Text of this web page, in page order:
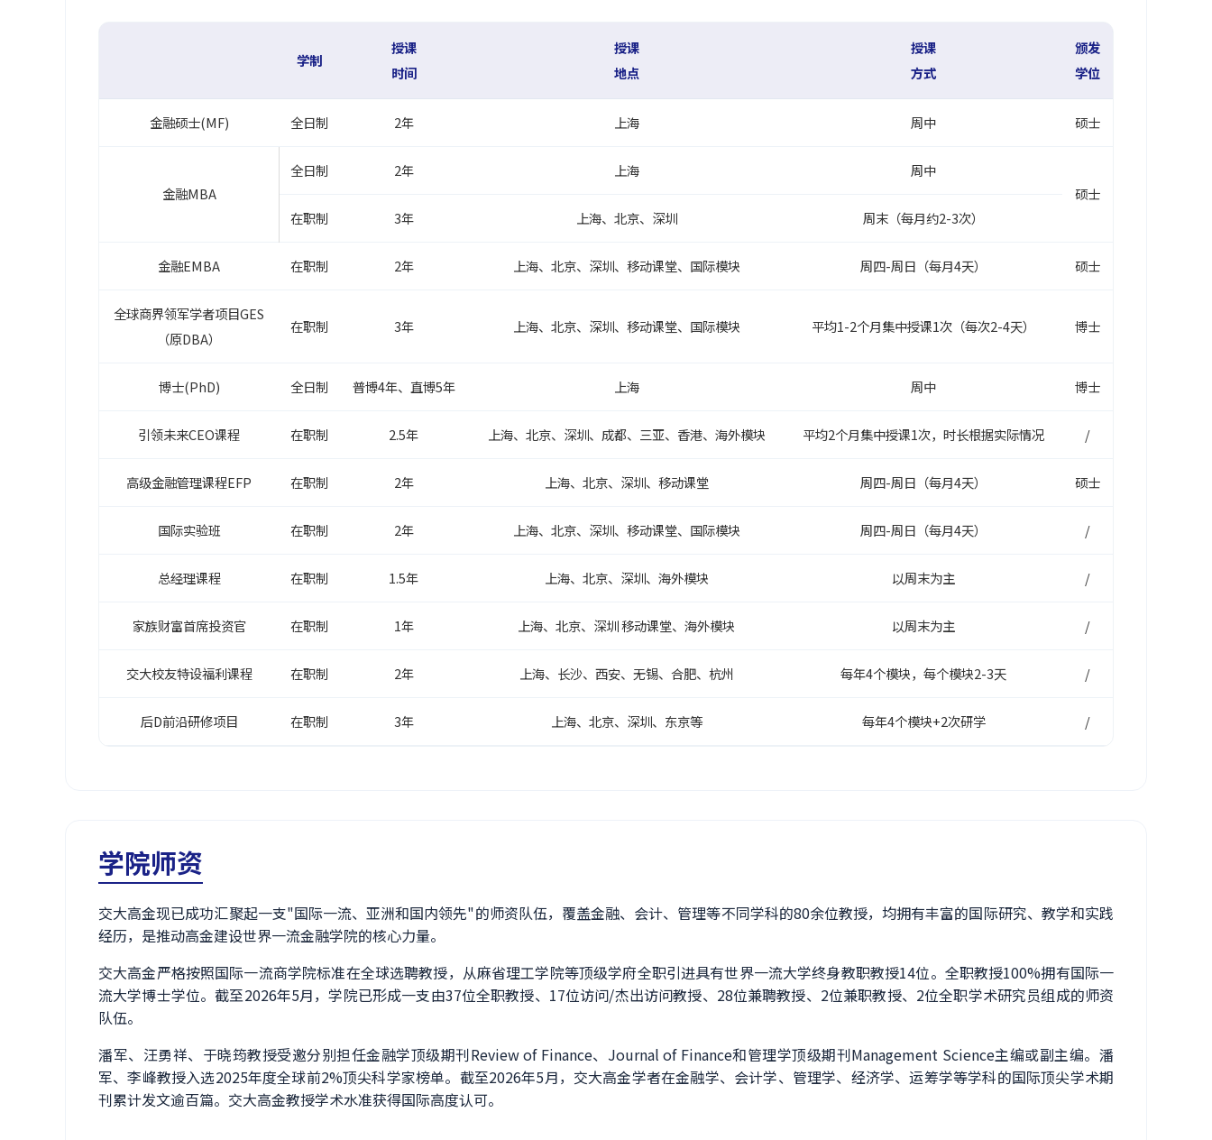
学制
授课
时间
授课
地点
授课
方式
颁发
学位
金融硕士(MF) 全日制 2年 上海 周中 硕士
金融MBA
全日制 2年 上海
周中
硕士
在职制
3年 上海、北京、深圳 周末（每月约2-3次）
金融EMBA 在职制 2年 上海、北京、深圳、移动课堂、国际模块 周四-周日（每月4天） 硕士
全球商界领军学者项目GES
（原DBA）
在职制 3年 上海、北京、深圳、移动课堂、国际模块 平均1-2个月集中授课1次（每次2-4天） 博士
博士(PhD) 全日制 普博4年、直博5年 上海 周中 博士
引领未来CEO课程 在职制 2.5年 上海、北京、深圳、成都、三亚、香港、海外模块 平均2个月集中授课1次，时长根据实际情况 /
高级金融管理课程EFP 在职制 2年 上海、北京、深圳、移动课堂 周四-周日（每月4天） 硕士
国际实验班 在职制 2年 上海、北京、深圳、移动课堂、国际模块 周四-周日（每月4天） /
总经理课程 在职制 1.5年 上海、北京、深圳、海外模块 以周末为主 /
家族财富首席投资官 在职制 1年 上海、北京、深圳 移动课堂、海外模块 以周末为主 /
交大校友特设福利课程 在职制 2年 上海、长沙、西安、无锡、合肥、杭州 每年4个模块，每个模块2-3天 /
后D前沿研修项目 在职制 3年 上海、北京、深圳、东京等 每年4个模块+2次研学 /
学院师资
交大高金现已成功汇聚起一支"国际一流、亚洲和国内领先"的师资队伍，覆盖金融、会计、管理等不同学科的80余位教授，均拥有丰富的国际研究、教学和实践
经历，是推动高金建设世界一流金融学院的核心力量。
交大高金严格按照国际一流商学院标准在全球选聘教授，从麻省理工学院等顶级学府全职引进具有世界一流大学终身教职教授14位。全职教授100%拥有国际一
流大学博士学位。截至2026年5月，学院已形成一支由37位全职教授、17位访问/杰出访问教授、28位兼聘教授、2位兼职教授、2位全职学术研究员组成的师资
队伍。
潘军、汪勇祥、于晓筠教授受邀分别担任金融学顶级期刊Review of Finance、Journal of Finance和管理学顶级期刊Management Science主编或副主编。潘
军、李峰教授入选2025年度全球前2%顶尖科学家榜单。截至2026年5月，交大高金学者在金融学、会计学、管理学、经济学、运筹学等学科的国际顶尖学术期
刊累计发文逾百篇。交大高金教授学术水准获得国际高度认可。